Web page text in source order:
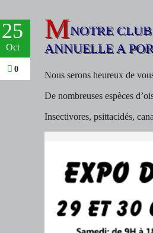
25
Oct
0
NOTRE
ANNUELLE A
Nous serons heureux de
De nombreuses espèces
Insectivores, psittacidés,